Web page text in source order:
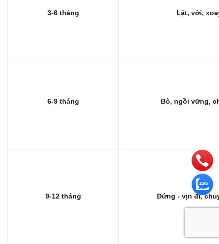
3-6 tháng Lật, với,
6-9 tháng Bò, ngồi vững,
9-12 tháng Đứng - vịn đi,